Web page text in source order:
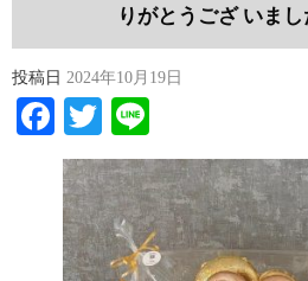
りがとうござ いま
投稿日 2024年10月19日
Facebook
Twitter